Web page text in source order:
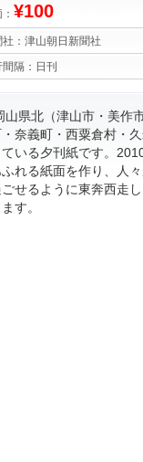
¥100
： 津山朝日新聞社
隔： 日刊
山県北（津山市・美作
奈義町・西粟倉村・
ている夕刊紙です。
ふれる紙面を作り、人
せるように東奔西走
す。